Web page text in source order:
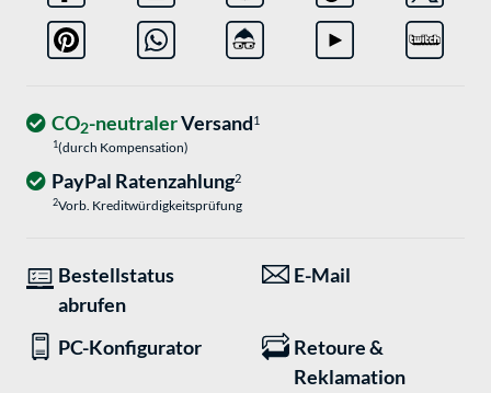
CO2-neutralerVersand1
1(durch Kompensation)
PayPal Ratenzahlung2
2Vorb. Kreditwürdigkeitsprüfung
Bestellstatus
abrufen
E-Mail
PC-Konfigurator
Retoure &
Reklamation